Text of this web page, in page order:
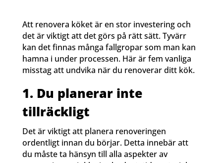
Att renovera köket är en stor investering och
det är viktigt att det görs på rätt sätt. Tyvärr
kan det finnas många fallgropar som man kan
hamna i under processen. Här är fem vanliga
misstag att undvika när du renoverar ditt kök.
1. Du planerar inte
tillräckligt
Det är viktigt att planera renoveringen
ordentligt innan du börjar. Detta innebär att
du måste ta hänsyn till alla aspekter av